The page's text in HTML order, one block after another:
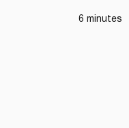
6 minutes